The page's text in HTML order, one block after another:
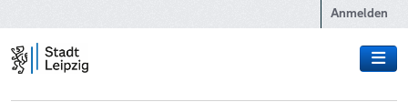
Anmelden